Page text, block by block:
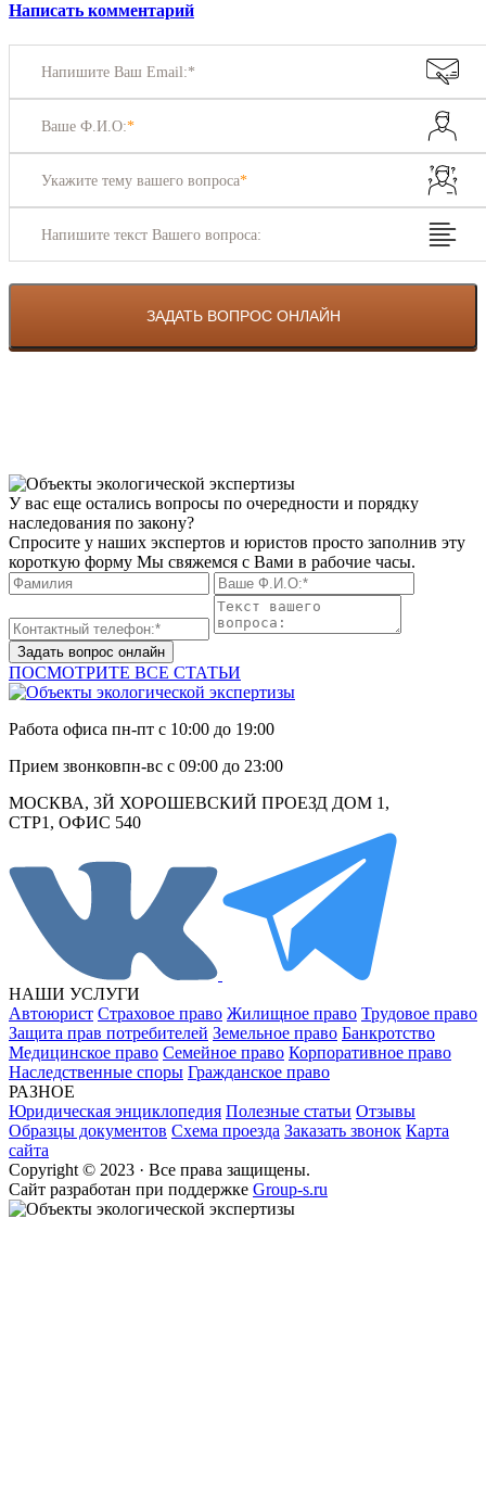
Написать комментарий
Напишите Ваш Email:*
Ваше Ф.И.О:*
Укажите тему вашего вопроса*
Напишите текст Вашего вопроса:
У вас еще остались вопросы по очередности и порядку
наследования по закону?
Спросите у наших экспертов и юристов просто заполнив эту
короткую форму Мы свяжемся с Вами в рабочие часы.
Задать вопрос онлайн
ПОСМОТРИТЕ ВСЕ СТАТЬИ
Работа офиса пн-пт с 10:00 до 19:00
Прием звонковпн-вс с 09:00 до 23:00
МОСКВА, 3Й ХОРОШЕВСКИЙ ПРОЕЗД ДОМ 1,
СТР1, ОФИС 540
НАШИ УСЛУГИ
Автоюрист Страховое право Жилищное право Трудовое право
Защита прав потребителей Земельное право Банкротство
Медицинское право Семейное право Корпоративное право
Наследственные споры Гражданское право
РАЗНОЕ
Юридическая энциклопедия Полезные статьи Отзывы
Образцы документов Схема проезда Заказать звонок Карта
сайта
Copyright © 2023 · Все права защищены.
Cайт разработан при поддержке Group-s.ru